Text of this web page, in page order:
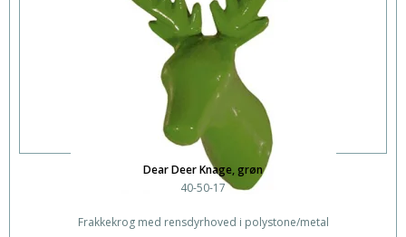
Dear Deer Knage, grøn
40-50-17
Frakkekrog med rensdyrhoved i polystone/metal